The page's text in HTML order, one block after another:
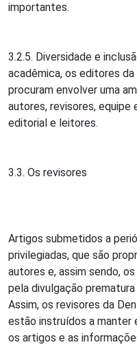
importantes.
3.2.5. Diversidade e
acadêmica, os editores
procuram envolver uma
autores, revisores, equipe
editorial e leitores.
3.3. Os revisores
Artigos submetidos a
privilegiadas, que são
autores e, assim sendo,
pela divulgação
Assim, os revisores da
estão instruídos a manter
os artigos e as